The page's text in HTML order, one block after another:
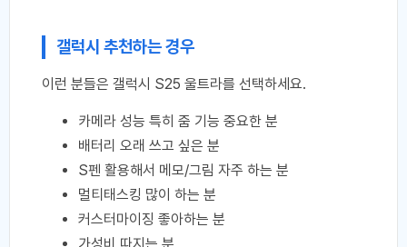
갤럭시 추천하는 경우
이런 분들은 갤럭시 S25 울트라를 선택하세요.
카메라 성능 특히 줌 기능 중요한 분
배터리 오래 쓰고 싶은 분
S펜 활용해서 메모/그림 자주 하는 분
멀티태스킹 많이 하는 분
커스터마이징 좋아하는 분